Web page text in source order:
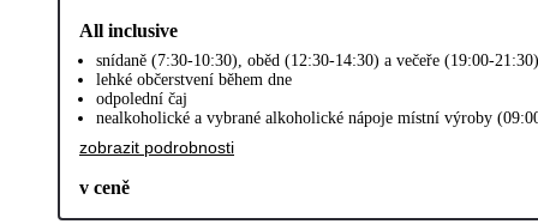
All inclusive
snídaně (7:30-10:30), oběd (12:30-14:30) a večeře (19:00-
lehké občerstvení během dne
odpolední čaj
nealkoholické a vybrané alkoholické nápoje místní výroby
zobrazit podrobnosti
v ceně